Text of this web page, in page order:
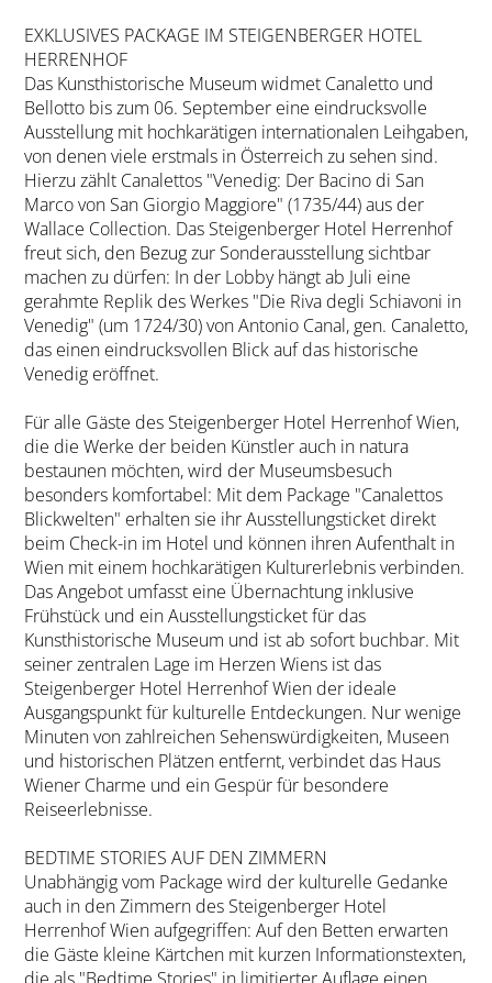
EXKLUSIVES PACKAGE IM STEIGENBERGER HOTEL
HERRENHOF
Das Kunsthistorische Museum widmet Canaletto und
Bellotto bis zum 06. September eine eindrucksvolle
Ausstellung mit hochkarätigen internationalen Leihgaben,
von denen viele erstmals in Österreich zu sehen sind.
Hierzu zählt Canalettos "Venedig: Der Bacino di San
Marco von San Giorgio Maggiore" (1735/44) aus der
Wallace Collection. Das Steigenberger Hotel Herrenhof
freut sich, den Bezug zur Sonderausstellung sichtbar
machen zu dürfen: In der Lobby hängt ab Juli eine
gerahmte Replik des Werkes "Die Riva degli Schiavoni in
Venedig" (um 1724/30) von Antonio Canal, gen. Canaletto,
das einen eindrucksvollen Blick auf das historische
Venedig eröffnet.
Für alle Gäste des Steigenberger Hotel Herrenhof Wien,
die die Werke der beiden Künstler auch in natura
bestaunen möchten, wird der Museumsbesuch
besonders komfortabel: Mit dem Package "Canalettos
Blickwelten" erhalten sie ihr Ausstellungsticket direkt
beim Check-in im Hotel und können ihren Aufenthalt in
Wien mit einem hochkarätigen Kulturerlebnis verbinden.
Das Angebot umfasst eine Übernachtung inklusive
Frühstück und ein Ausstellungsticket für das
Kunsthistorische Museum und ist ab sofort buchbar. Mit
seiner zentralen Lage im Herzen Wiens ist das
Steigenberger Hotel Herrenhof Wien der ideale
Ausgangspunkt für kulturelle Entdeckungen. Nur wenige
Minuten von zahlreichen Sehenswürdigkeiten, Museen
und historischen Plätzen entfernt, verbindet das Haus
Wiener Charme und ein Gespür für besondere
Reiseerlebnisse.
BEDTIME STORIES AUF DEN ZIMMERN
Unabhängig vom Package wird der kulturelle Gedanke
auch in den Zimmern des Steigenberger Hotel
Herrenhof Wien aufgegriffen: Auf den Betten erwarten
die Gäste kleine Kärtchen mit kurzen Informationstexten,